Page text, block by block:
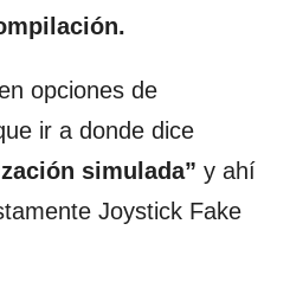
opciones de
ir a donde dice
simulada” y ahí
Joystick Fake